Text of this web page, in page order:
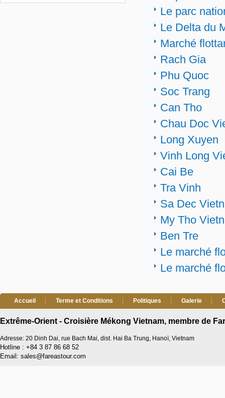
Le parc
Le Delta du
Marché
Rach Gia
Phu Quoc
Soc Trang
Can Tho
Chau Doc
Long Xuyen
Vinh Long
Cai Be
Tra Vinh
Sa Dec
My Tho
Ben Tre
Le marché
Le marché
Accueil Terme et Conditions Politiques Galerie
Extrême-Orient - Croisière Mékong Vietnam, membre de
Adresse: 20 Dinh Dai, rue Bach Mai, dist. Hai Ba Trung, Hanoï, Vietnam
Hotline : +84 3 87 86 68 52
Email: sales@fareastour.com